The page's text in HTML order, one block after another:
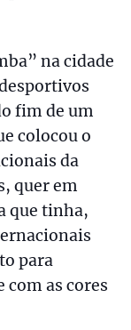
na cidade
fim de um
colocou o
da
quer em
que tinha,
para
as cores